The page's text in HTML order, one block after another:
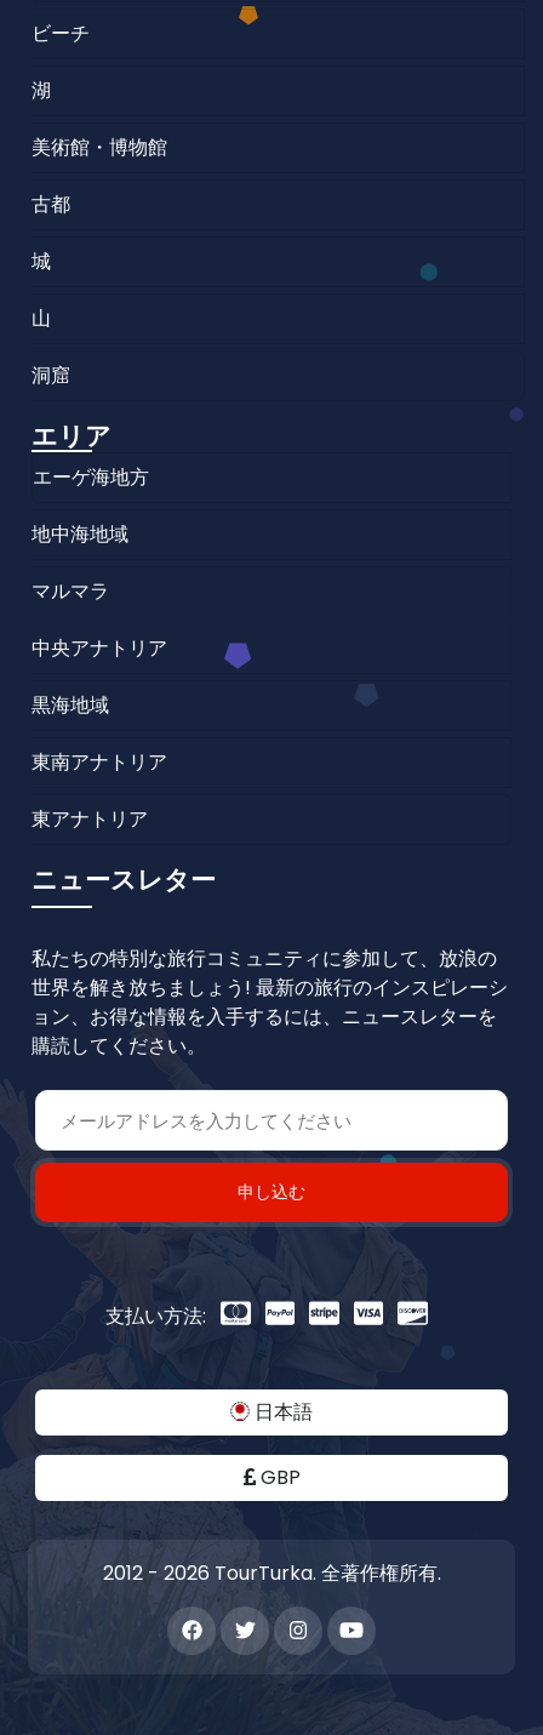
ビーチ
湖
美術館・博物館
古都
城
山
洞窟
エリア
エーゲ海地方
地中海地域
マルマラ
中央アナトリア
黒海地域
東南アナトリア
東アナトリア
ニュースレター
私たちの特別な旅行コミュニティに参加して、放浪の
世界を解き放ちましょう! 最新の旅行のインスピレーシ
ョン、お得な情報を入手するには、ニュースレターを
購読してください。
申し込む
支払い方法:
日本語
GBP
2012 - 2026 TourTurka. 全著作権所有.